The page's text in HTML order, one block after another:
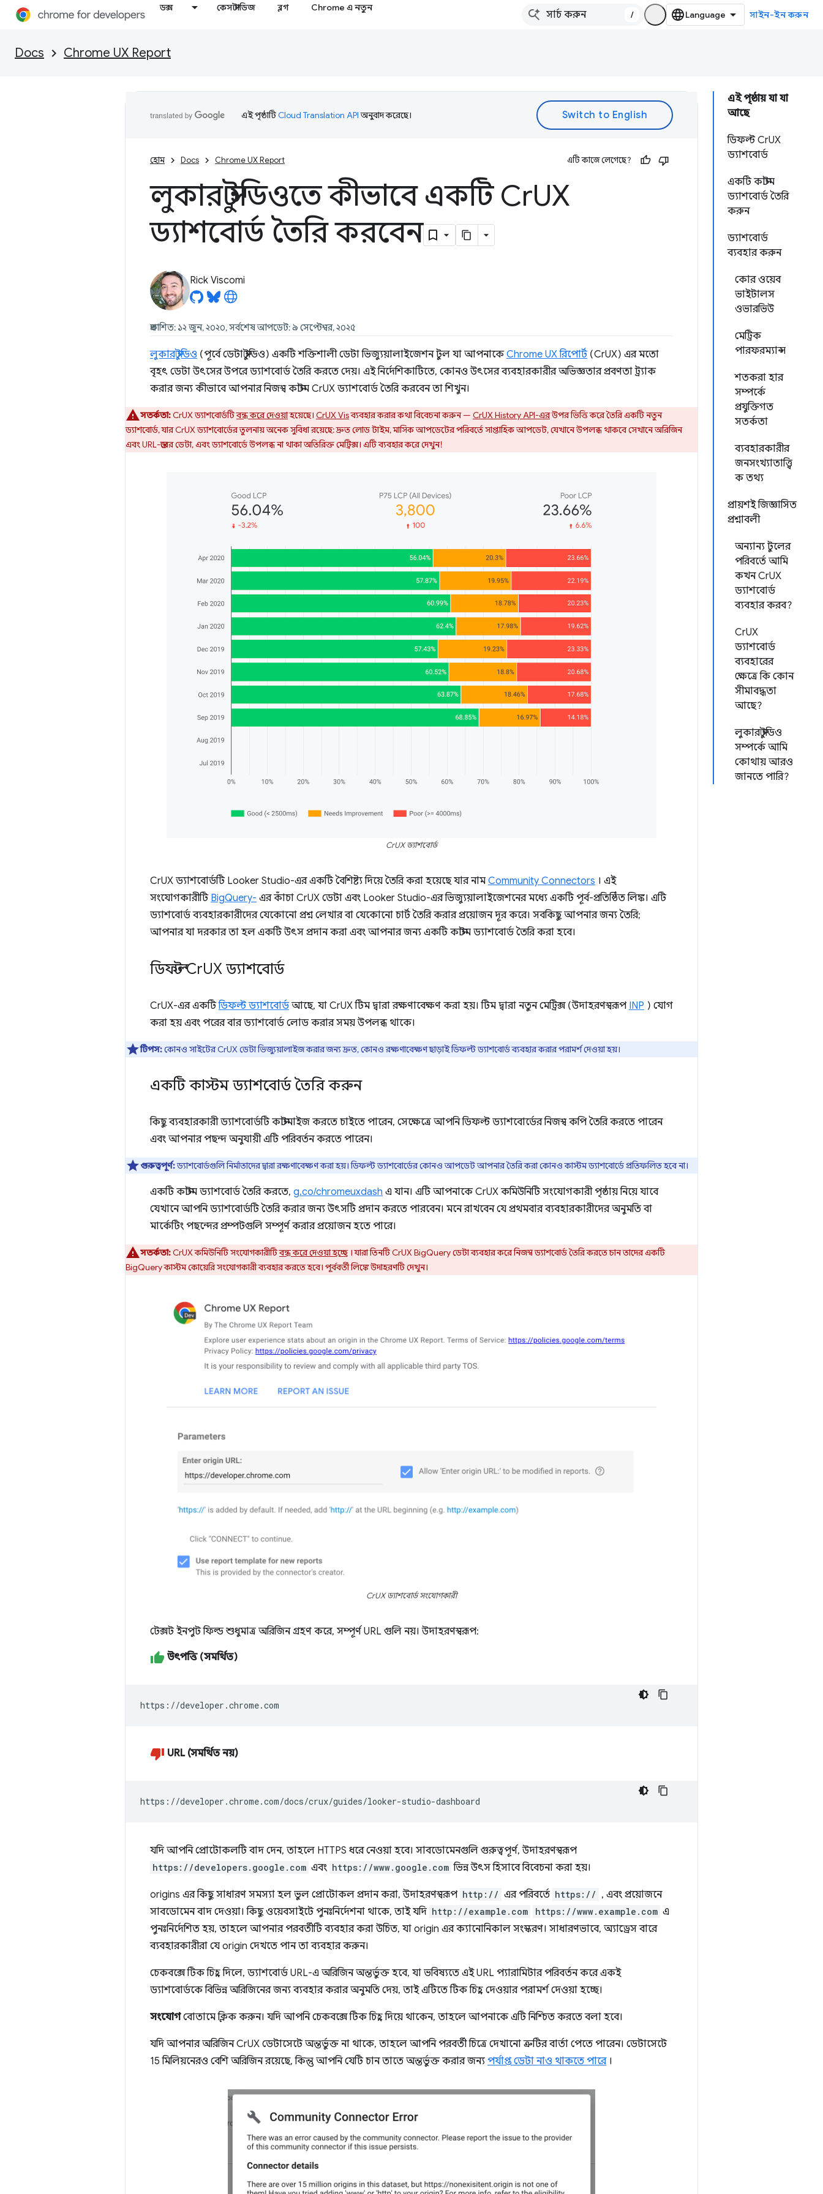
ডক্স কেস স্টাডিজ ব্লগ Chrome এ নতুন
/ সাইন-ইন করুন
Docs Chrome UX Report
এই পৃষ্ঠায় যা যা
আছে
ডিফল্ট CrUX
ড্যাশবোর্ড
একটি কাস্টম
ড্যাশবোর্ড তৈরি
করুন
ড্যাশবোর্ড
ব্যবহার করুন
কোর ওয়েব
ভাইটালস
ওভারভিউ
মেট্রিক
পারফরম্যান্স
শতকরা হার
সম্পর্কে
প্রযুক্তিগত
সতর্কতা
ব্যবহারকারীর
জনসংখ্যাতাত্ত্বি
ক তথ্য
প্রায়শই জিজ্ঞাসিত
প্রশ্নাবলী
অন্যান্য টুলের
পরিবর্তে আমি
কখন CrUX
ড্যাশবোর্ড
ব্যবহার করব?
CrUX
ড্যাশবোর্ড
ব্যবহারের
ক্ষেত্রে কি কোন
সীমাবদ্ধতা
আছে?
লুকার স্টুডিও
সম্পর্কে আমি
কোথায় আরও
জানতে পারি?
এই পৃষ্ঠাটিCloud Translation APIঅনুবাদ করেছে।
হোম Docs Chrome UX Report এটি কাজে লেগেছে?
লুকার স্টুডিওতে কীভাবে একটি CrUX
ড্যাশবোর্ড তৈরি করবেন
Rick Viscomi
প্রকাশিত: ১২ জুন, ২০২০, সর্বশেষ আপডেট: ৯ সেপ্টেম্বর, ২০২৫
লুকার স্টুডিও (পূর্বে ডেটা স্টুডিও) একটি শক্তিশালী ডেটা ভিজ্যুয়ালাইজেশন টুল যা আপনাকেChrome UX রিপোর্ট(CrUX) এর মতো
বৃহৎ ডেটা উৎসের উপরে ড্যাশবোর্ড তৈরি করতে দেয়। এই নির্দেশিকাটিতে, কোনও উৎসের ব্যবহারকারীর অভিজ্ঞতার প্রবণতা ট্র্যাক
করার জন্য কীভাবে আপনার নিজস্ব কাস্টম CrUX ড্যাশবোর্ড তৈরি করবেন তা শিখুন।
সতর্কতা:CrUX ড্যাশবোর্ডটিবন্ধ করে দেওয়াহয়েছে। CrUX Visব্যবহার করার কথা বিবেচনা করুন — CrUX History API-এরউপর ভিত্তি করে তৈরি একটি নতুন
ড্যাশবোর্ড, যার CrUX ড্যাশবোর্ডের তুলনায় অনেক সুবিধা রয়েছে: দ্রুত লোড টাইম, মাসিক আপডেটের পরিবর্তে সাপ্তাহিক আপডেট, যেখানে উপলব্ধ থাকবে সেখানে অরিজিন
এবং URL-স্তরের ডেটা, এবং ড্যাশবোর্ডে উপলব্ধ না থাকা অতিরিক্ত মেট্রিক্স। এটি ব্যবহার করে দেখুন!
CrUX ড্যাশবোর্ড
CrUX ড্যাশবোর্ডটি Looker Studio-এর একটি বৈশিষ্ট্য দিয়ে তৈরি করা হয়েছে যার নাম Community Connectors । এই
সংযোগকারীটি BigQuery- এর কাঁচা CrUX ডেটা এবং Looker Studio-এর ভিজ্যুয়ালাইজেশনের মধ্যে একটি পূর্ব-প্রতিষ্ঠিত লিঙ্ক। এটি
ড্যাশবোর্ড ব্যবহারকারীদের যেকোনো প্রশ্ন লেখার বা যেকোনো চার্ট তৈরি করার প্রয়োজন দূর করে। সবকিছু আপনার জন্য তৈরি;
আপনার যা দরকার তা হল একটি উৎস প্রদান করা এবং আপনার জন্য একটি কাস্টম ড্যাশবোর্ড তৈরি করা হবে।
ডিফল্ট CrUX ড্যাশবোর্ড
CrUX-এর একটিডিফল্ট ড্যাশবোর্ডআছে, যা CrUX টিম দ্বারা রক্ষণাবেক্ষণ করা হয়। টিম দ্বারা নতুন মেট্রিক্স (উদাহরণস্বরূপ INP ) যোগ
করা হয় এবং পরের বার ড্যাশবোর্ড লোড করার সময় উপলব্ধ থাকে।
টিপস:কোনও সাইটের CrUX ডেটা ভিজ্যুয়ালাইজ করার জন্য দ্রুত, কোনও রক্ষণাবেক্ষণ ছাড়াই ডিফল্ট ড্যাশবোর্ড ব্যবহার করার পরামর্শ দেওয়া হয়।
একটি কাস্টম ড্যাশবোর্ড তৈরি করুন
কিছু ব্যবহারকারী ড্যাশবোর্ডটি কাস্টমাইজ করতে চাইতে পারেন, সেক্ষেত্রে আপনি ডিফল্ট ড্যাশবোর্ডের নিজস্ব কপি তৈরি করতে পারেন
এবং আপনার পছন্দ অনুযায়ী এটি পরিবর্তন করতে পারেন।
গুরুত্বপূর্ণ:ড্যাশবোর্ডগুলি নির্মাতাদের দ্বারা রক্ষণাবেক্ষণ করা হয়। ডিফল্ট ড্যাশবোর্ডের কোনও আপডেট আপনার তৈরি করা কোনও কাস্টম ড্যাশবোর্ডে প্রতিফলিত হবে না।
একটি কাস্টম ড্যাশবোর্ড তৈরি করতে, g.co/chromeuxdash এ যান। এটি আপনাকে CrUX কমিউনিটি সংযোগকারী পৃষ্ঠায় নিয়ে যাবে
যেখানে আপনি ড্যাশবোর্ডটি তৈরি করার জন্য উৎসটি প্রদান করতে পারবেন। মনে রাখবেন যে প্রথমবার ব্যবহারকারীদের অনুমতি বা
মার্কেটিং পছন্দের প্রম্পটগুলি সম্পূর্ণ করার প্রয়োজন হতে পারে।
সতর্কতা:CrUX কমিউনিটি সংযোগকারীটিবন্ধ করে দেওয়া হচ্ছে। যারা তিনটি CrUX BigQuery ডেটা ব্যবহার করে নিজস্ব ড্যাশবোর্ড তৈরি করতে চান তাদের একটি
BigQuery কাস্টম কোয়েরি সংযোগকারী ব্যবহার করতে হবে। পূর্ববর্তী লিঙ্কে উদাহরণটি দেখুন।
CrUX ড্যাশবোর্ড সংযোগকারী
টেক্সট ইনপুট ফিল্ড শুধুমাত্র অরিজিন গ্রহণ করে, সম্পূর্ণ URL গুলি নয়। উদাহরণস্বরূপ:
উৎপত্তি (সমর্থিত)
https://developer.chrome.com
URL (সমর্থিত নয়)
https://developer.chrome.com/docs/crux/guides/looker-studio-dashboard
যদি আপনি প্রোটোকলটি বাদ দেন, তাহলে HTTPS ধরে নেওয়া হবে। সাবডোমেনগুলি গুরুত্বপূর্ণ, উদাহরণস্বরূপ
https://developers.google.com এবং https://www.google.com ভিন্ন উৎস হিসাবে বিবেচনা করা হয়।
origins এর কিছু সাধারণ সমস্যা হল ভুল প্রোটোকল প্রদান করা, উদাহরণস্বরূপ http:// এর পরিবর্তে https:// , এবং প্রয়োজনে
সাবডোমেন বাদ দেওয়া। কিছু ওয়েবসাইটে পুনঃনির্দেশনা থাকে, তাই যদি http://example.com https://www.example.com এ
পুনঃনির্দেশিত হয়, তাহলে আপনার পরবর্তীটি ব্যবহার করা উচিত, যা origin এর ক্যানোনিকাল সংস্করণ। সাধারণভাবে, অ্যাড্রেস বারে
ব্যবহারকারীরা যে origin দেখতে পান তা ব্যবহার করুন।
চেকবক্সে টিক চিহ্ন দিলে, ড্যাশবোর্ড URL-এ অরিজিন অন্তর্ভুক্ত হবে, যা ভবিষ্যতে এই URL প্যারামিটার পরিবর্তন করে একই
ড্যাশবোর্ডকে বিভিন্ন অরিজিনের জন্য ব্যবহার করার অনুমতি দেয়, তাই এটিতে টিক চিহ্ন দেওয়ার পরামর্শ দেওয়া হচ্ছে।
সংযোগবোতামে ক্লিক করুন। যদি আপনি চেকবক্সে টিক চিহ্ন দিয়ে থাকেন, তাহলে আপনাকে এটি নিশ্চিত করতে বলা হবে।
যদি আপনার অরিজিন CrUX ডেটাসেটে অন্তর্ভুক্ত না থাকে, তাহলে আপনি পরবর্তী চিত্রে দেখানো ত্রুটির বার্তা পেতে পারেন। ডেটাসেটে
15 মিলিয়নেরও বেশি অরিজিন রয়েছে, কিন্তু আপনি যেটি চান তাতে অন্তর্ভুক্ত করার জন্য পর্যাপ্ত ডেটা নাও থাকতে পারে।